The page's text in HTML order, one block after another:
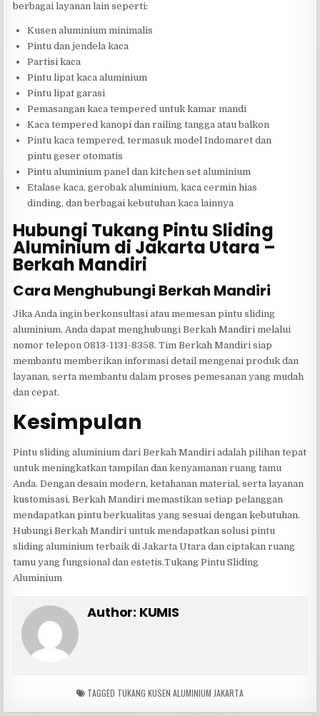
berbagai layanan lain seperti:
Kusen aluminium minimalis
Pintu dan jendela kaca
Partisi kaca
Pintu lipat kaca aluminium
Pintu lipat garasi
Pemasangan kaca tempered untuk kamar mandi
Kaca tempered kanopi dan railing tangga atau balkon
Pintu kaca tempered, termasuk model Indomaret dan
pintu geser otomatis
Pintu aluminium panel dan kitchen set aluminium
Etalase kaca, gerobak aluminium, kaca cermin hias
dinding, dan berbagai kebutuhan kaca lainnya
Hubungi Tukang Pintu Sliding
Aluminium di Jakarta Utara –
Berkah Mandiri
Cara Menghubungi Berkah Mandiri
Jika Anda ingin berkonsultasi atau memesan pintu sliding
aluminium, Anda dapat menghubungi Berkah Mandiri melalui
nomor telepon 0813-1131-8358. Tim Berkah Mandiri siap
membantu memberikan informasi detail mengenai produk dan
layanan, serta membantu dalam proses pemesanan yang mudah
dan cepat.
Kesimpulan
Pintu sliding aluminium dari Berkah Mandiri adalah pilihan tepat
untuk meningkatkan tampilan dan kenyamanan ruang tamu
Anda. Dengan desain modern, ketahanan material, serta layanan
kustomisasi, Berkah Mandiri memastikan setiap pelanggan
mendapatkan pintu berkualitas yang sesuai dengan kebutuhan.
Hubungi Berkah Mandiri untuk mendapatkan solusi pintu
sliding aluminium terbaik di Jakarta Utara dan ciptakan ruang
tamu yang fungsional dan estetis.Tukang Pintu Sliding
Aluminium
Author: KUMIS
TAGGED TUKANG KUSEN ALUMINIUM JAKARTA